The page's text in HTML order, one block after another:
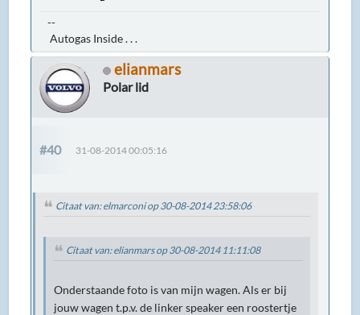
--
Autogas Inside . . .
elianmars
Polar lid
#40 31-08-2014 00:05:16
Citaat van: elmarconi op 30-08-2014 23:58:06
Citaat van: elianmars op 30-08-2014 11:11:08
Onderstaande foto is van mijn wagen. Als er bij
jouw wagen t.p.v. de linker speaker een roostertje